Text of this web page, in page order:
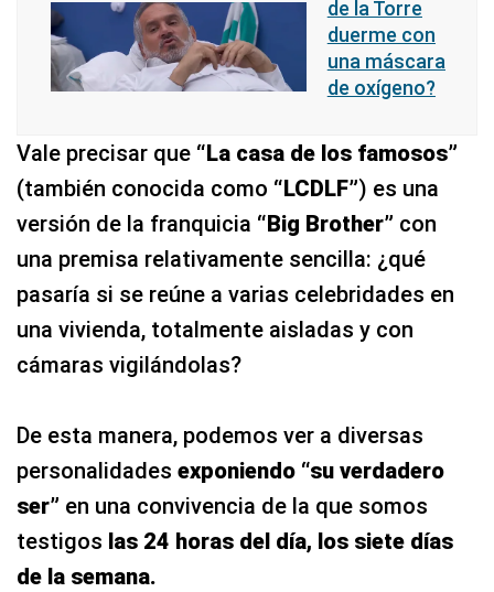
de la Torre
duerme con
una máscara
de oxígeno?
Vale precisar que “La casa de los famosos”
(también conocida como “LCDLF”) es una
versión de la franquicia “Big Brother” con
una premisa relativamente sencilla: ¿qué
pasaría si se reúne a varias celebridades en
una vivienda, totalmente aisladas y con
cámaras vigilándolas?
De esta manera, podemos ver a diversas
personalidades exponiendo “su verdadero
ser” en una convivencia de la que somos
testigos las 24 horas del día, los siete días
de la semana.